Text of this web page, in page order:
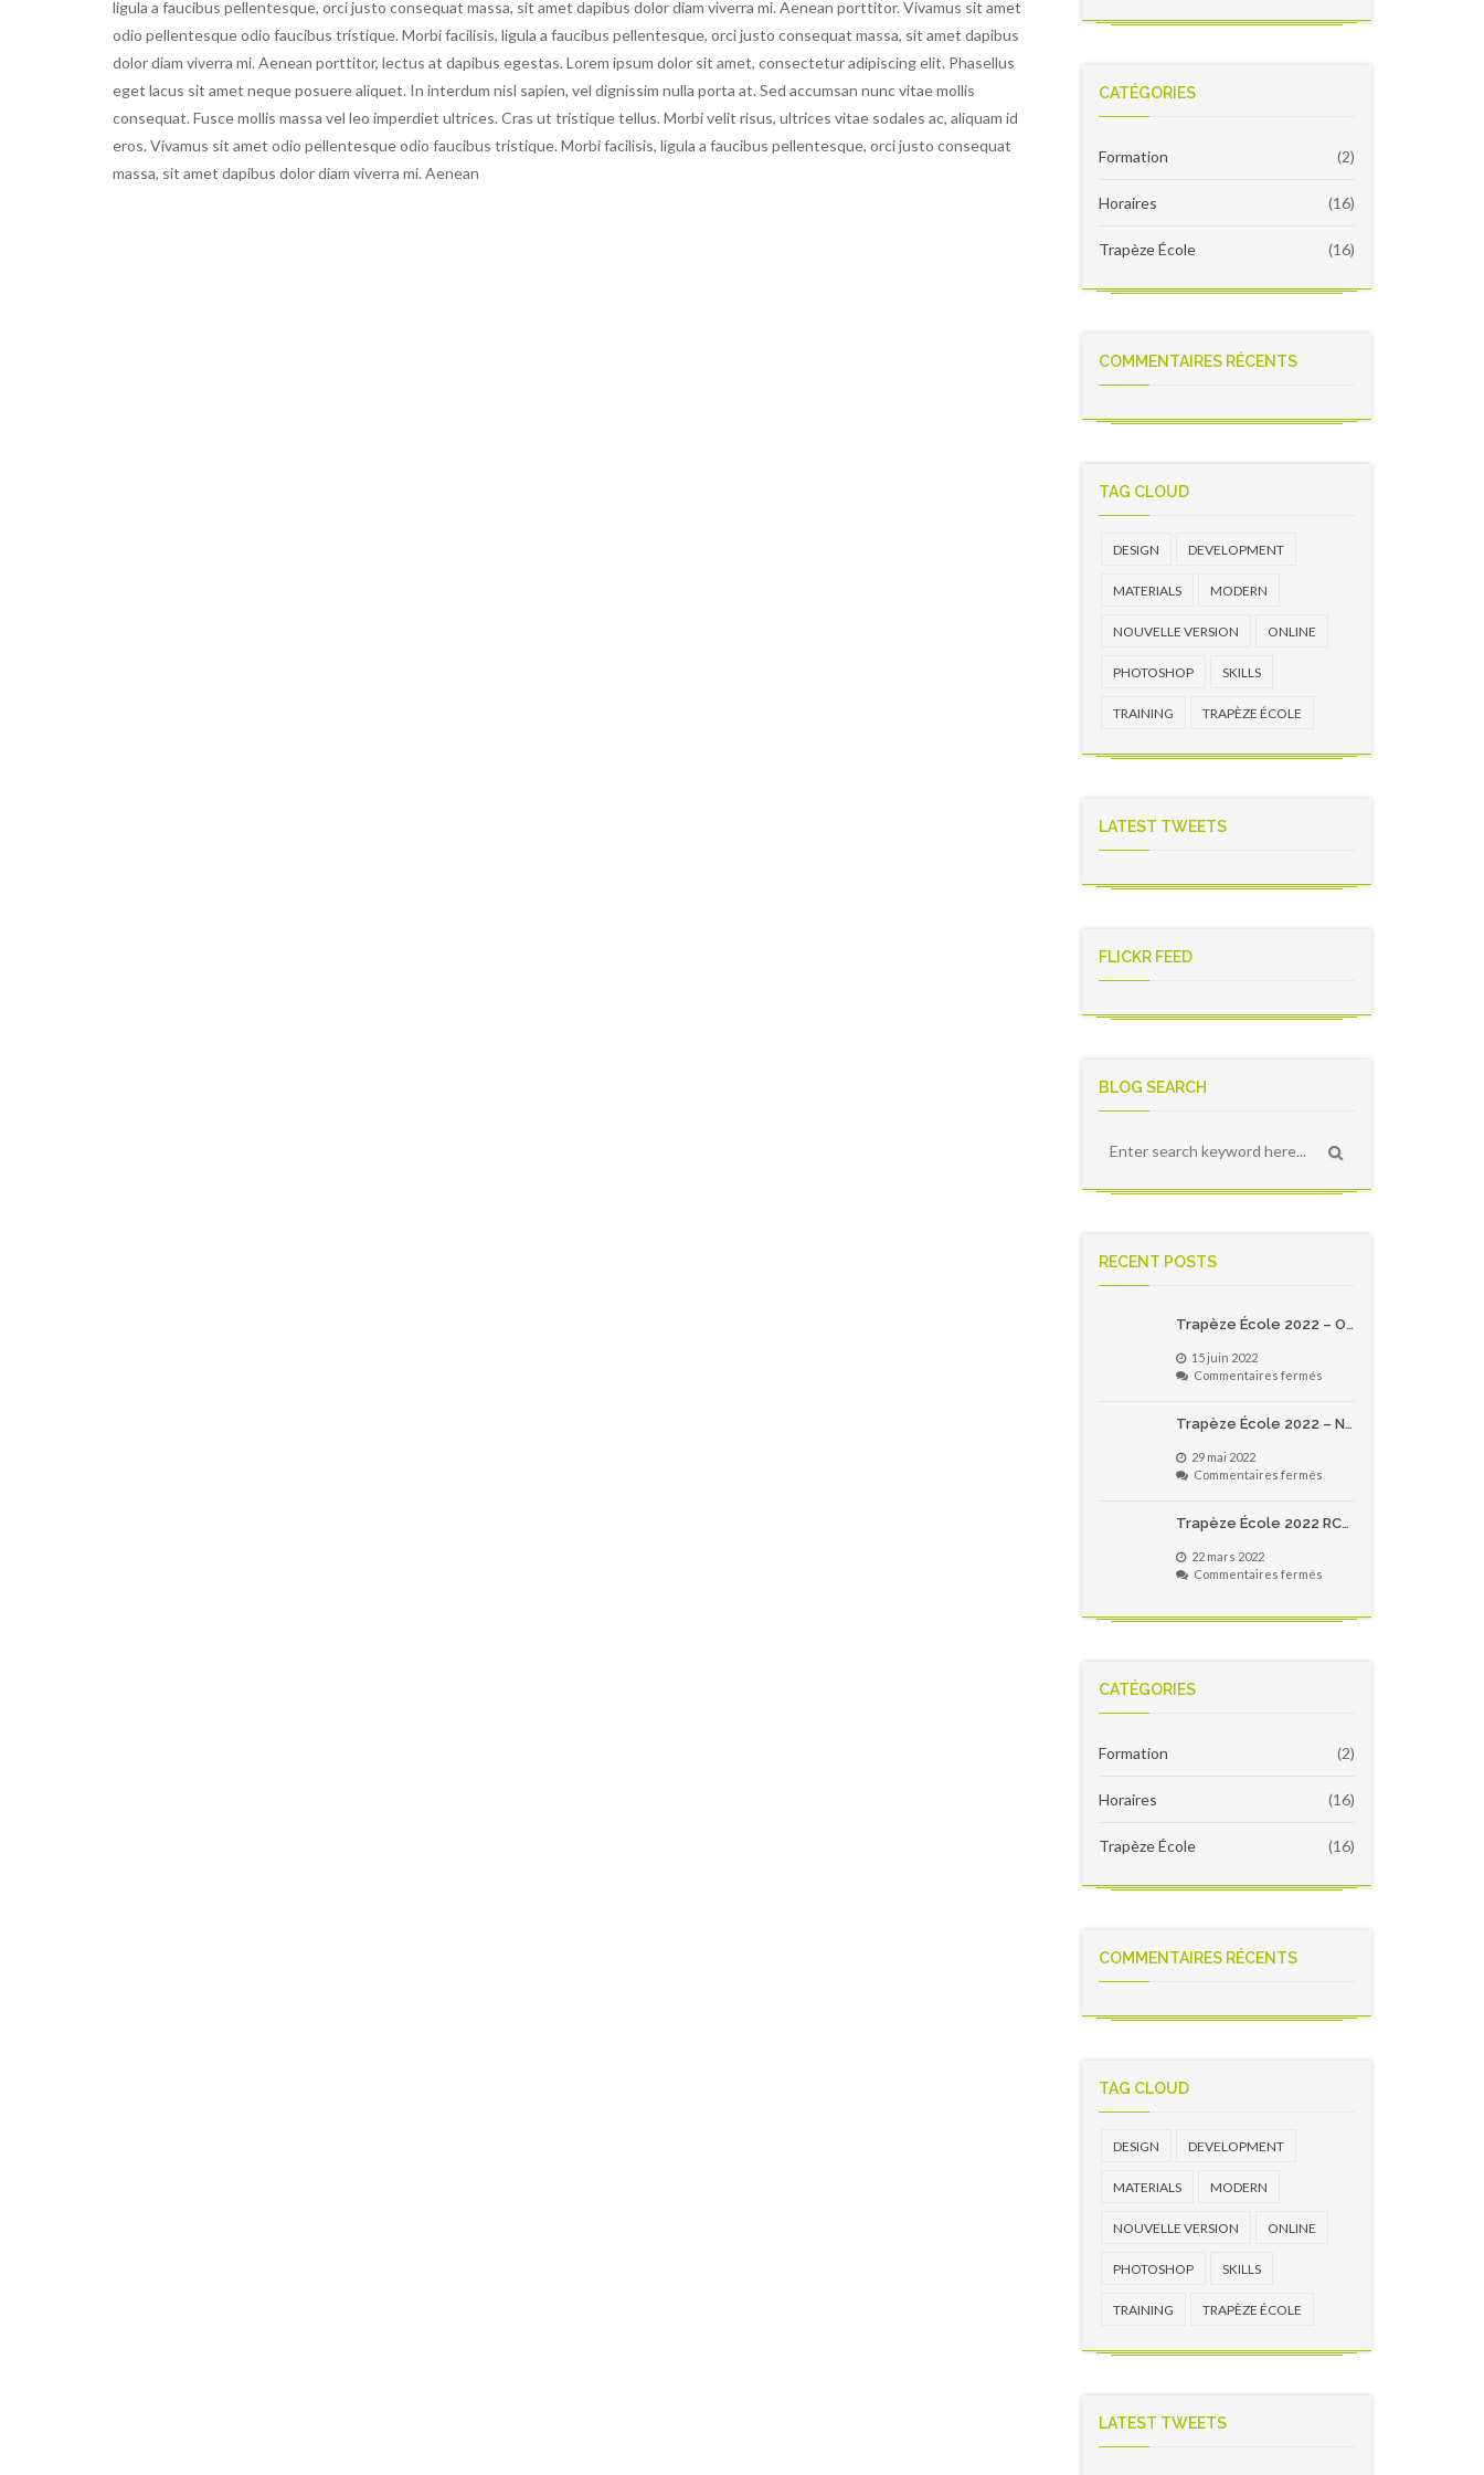
ligula a faucibus pellentesque, orci justo consequat massa, sit amet dapibus dolor diam viverra mi. Aenean porttitor. Vivamus sit amet
odio pellentesque odio faucibus tristique. Morbi facilisis, ligula a faucibus pellentesque, orci justo consequat massa, sit amet dapibus
dolor diam viverra mi. Aenean porttitor, lectus at dapibus egestas. Lorem ipsum dolor sit amet, consectetur adipiscing elit. Phasellus
eget lacus sit amet neque posuere aliquet. In interdum nisl sapien, vel dignissim nulla porta at. Sed accumsan nunc vitae mollis
consequat. Fusce mollis massa vel leo imperdiet ultrices. Cras ut tristique tellus. Morbi velit risus, ultrices vitae sodales ac, aliquam id
eros. Vivamus sit amet odio pellentesque odio faucibus tristique. Morbi facilisis, ligula a faucibus pellentesque, orci justo consequat
massa, sit amet dapibus dolor diam viverra mi. Aenean
2022
CATÉGORIES
Formation (2)
Horaires (16)
Trapèze École (16)
COMMENTAIRES RÉCENTS
TAG CLOUD
DESIGN DEVELOPMENT
MATERIALS MODERN
NOUVELLE VERSION ONLINE
PHOTOSHOP SKILLS
TRAINING TRAPÈZE ÉCOLE
LATEST TWEETS
FLICKR FEED
BLOG SEARCH
RECENT POSTS
Trapèze École 2022 – Offre spécial pour les écoles primaires du Québec!
15 juin 2022
Commentaires ferméssur
2022
spécial
les
écoles
Trapèze École 2022 – Notes de version
29 mai 2022
Commentaires ferméssur
2022
de
Trapèze École 2022 RC4 – Notes de version
22 mars 2022
Commentaires ferméssur
2022
CATÉGORIES
Formation (2)
Horaires (16)
Trapèze École (16)
COMMENTAIRES RÉCENTS
TAG CLOUD
DESIGN DEVELOPMENT
MATERIALS MODERN
NOUVELLE VERSION ONLINE
PHOTOSHOP SKILLS
TRAINING TRAPÈZE ÉCOLE
LATEST TWEETS